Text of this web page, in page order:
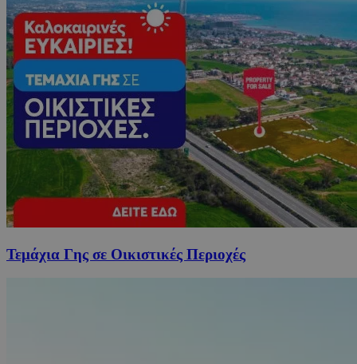
Τεμάχια Γης σε Οικιστικές Περιοχές